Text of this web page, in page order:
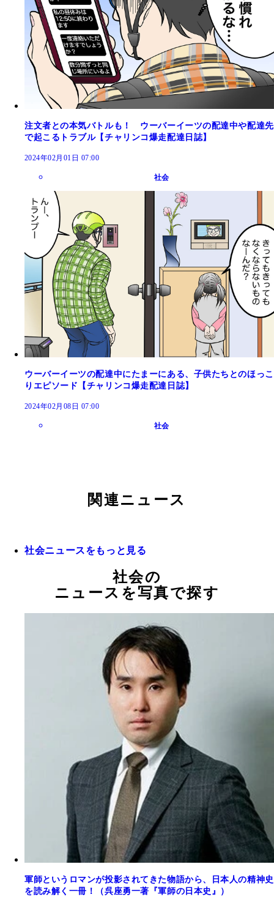
注文者との本気バトルも！ ウーバーイーツの配達中や配達先
で起こるトラブル【チャリンコ爆走配達日誌】
2024年02月01日 07:00
社会
ウーバーイーツの配達中にたまーにある、子供たちとのほっこ
りエピソード【チャリンコ爆走配達日誌】
2024年02月08日 07:00
社会
関連ニュース
社会ニュースをもっと見る
社会の
ニュースを写真で探す
軍師というロマンが投影されてきた物語から、日本人の精神史
を読み解く一冊！（呉座勇一著『軍師の日本史』）